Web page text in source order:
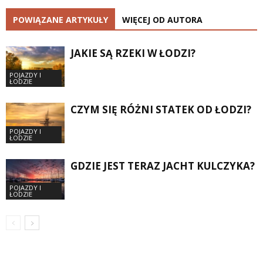
POWIĄZANE ARTYKUŁY WIĘCEJ OD AUTORA
POJAZDY I
ŁODZIE
JAKIE SĄ RZEKI W ŁODZI?
POJAZDY I
ŁODZIE
CZYM SIĘ RÓŻNI STATEK OD ŁODZI?
POJAZDY I
ŁODZIE
GDZIE JEST TERAZ JACHT KULCZYKA?